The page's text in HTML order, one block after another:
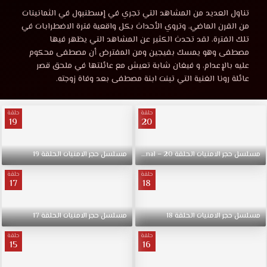
الامنيات
الحلقة
9
مترجمة
عشق
مسلسل
حجر
الامنيات
الحلقة
9
مترجمة
قصة
اعلان
وباكثر
1080p+720p+480p+360p
مسلسل
تناول العديد من المشاهد التي تجري في إسطنبول في الثمانينات
من القرن الماضي، وتروي الأحداث بكل واقعية فترة الاضطرابات في
تلك الفترة، لقد تحدث الكثير عن المشاهد التي يظهر فيها
مصطفى وهو يمسك بفيجين ‏ومن المفترض أن مصطفى محكوم
عليه بالإعدام، و فيغان شابة تعيش مع عائلتها في ملحق قصر
عائلة رونا الغنية التي تبنت ابنة مصطفى بعد وفاة زوجته.
حلقة
20
مسلسلحجرالامنياتالحلقة20
–
Final
حلقة
19
مسلسلحجرالامنياتالحلقة19
حلقة
18
مسلسلحجرالامنياتالحلقة18
حلقة
17
مسلسلحجرالامنياتالحلقة17
حلقة
16
حلقة
15